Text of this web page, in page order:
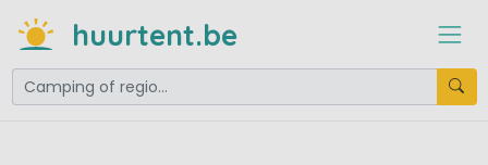
huurtent.be